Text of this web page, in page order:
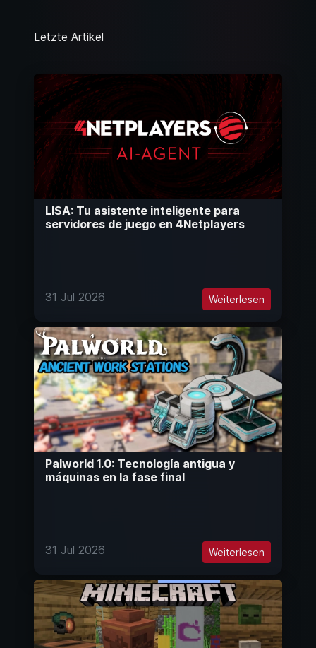
Letzte Artikel
LISA: Tu asistente inteligente para
servidores de juego en 4Netplayers
31 Jul 2026 Weiterlesen
Palworld 1.0: Tecnología antigua y
máquinas en la fase final
31 Jul 2026 Weiterlesen